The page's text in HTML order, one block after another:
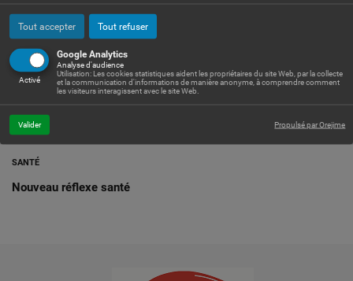
Tout accepter Tout refuser
Google Analytics
Activé
Analyse d'audience
Utilisation: Les cookies statistiques aident les propriétaires du site Web, par la collecte
et la communication d'informations de manière anonyme, à comprendre comment
les visiteurs interagissent avec le site Web.
Valider Propulsé par Orejime
SANTÉ
Nouveau réflexe santé